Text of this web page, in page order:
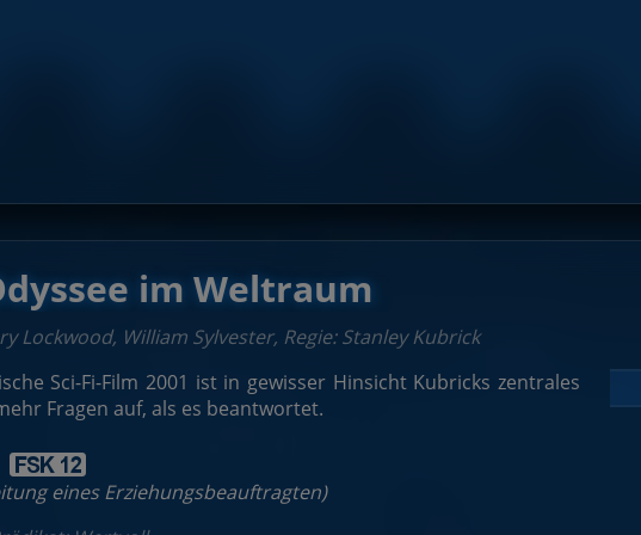
im Weltraum
Lockwood, William Sylvester, Regie: Stanley Kubrick
Sci-Fi-Film 2001 ist in gewisser Hinsicht Kubricks zentrales
Fragen auf, als es beantwortet.
eines Erziehungsbeauftragten)